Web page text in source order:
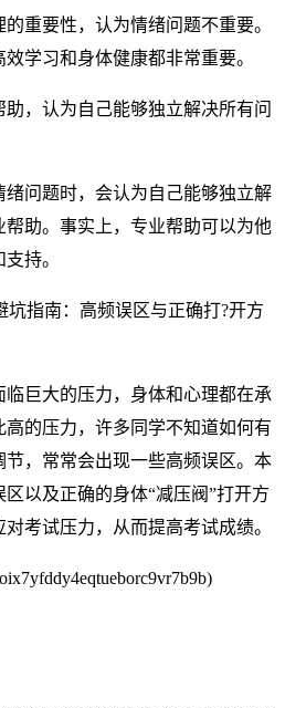
重要性，认为情绪问题不重要。
学习和身体健康都非常重要。
，认为自己能够独立解决所有问
问题时，会认为自己能够独立解
助。事实上，专业帮助可以为他
持。
坑指南：高频误区与正确打?开方
巨大的压力，身体和心理都在承
的压力，许多同学不知道如何有
，常常会出现一些高频误区。本
以及正确的身体“减压阀”打开方
考试压力，从而提高考试成绩。